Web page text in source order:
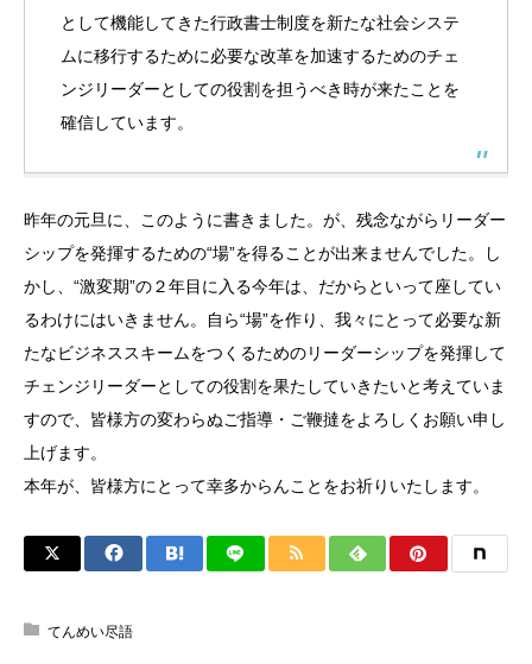
として機能してきた行政書士制度を新たな社会システ
ムに移行するために必要な改革を加速するためのチェ
ンジリーダーとしての役割を担うべき時が来たことを
確信しています。
昨年の元旦に、このように書きました。が、残念ながらリーダー
シップを発揮するための“場”を得ることが出来ませんでした。し
かし、“激変期”の２年目に入る今年は、だからといって座してい
るわけにはいきません。自ら“場”を作り、我々にとって必要な新
たなビジネススキームをつくるためのリーダーシップを発揮して
チェンジリーダーとしての役割を果たしていきたいと考えていま
すので、皆様方の変わらぬご指導・ご鞭撻をよろしくお願い申し
上げます。
本年が、皆様方にとって幸多からんことをお祈りいたします。
てんめい尽語